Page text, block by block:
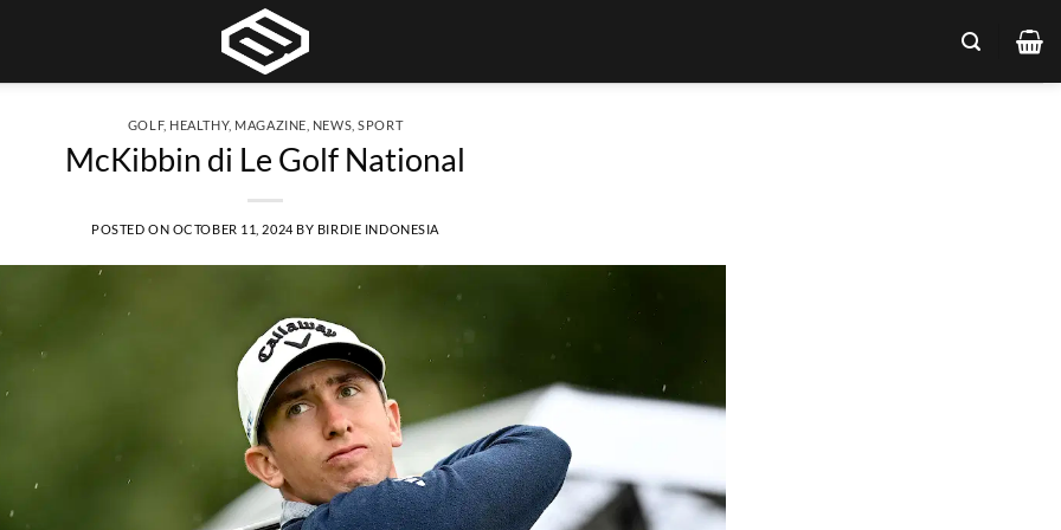
GOLF, HEALTHY, MAGAZINE NEWS ,SPORT
McKibbin di Le Golf National
POSTED ON OCTOBER 11, 2024 BY BIRDIE INDONESIA